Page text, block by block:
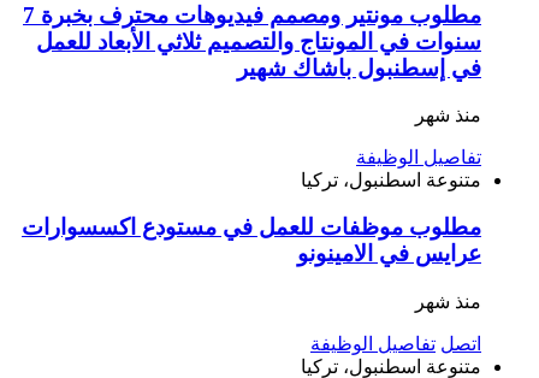
مطلوب مونتير ومصمم فيديوهات محترف بخبرة 7
سنوات في المونتاج والتصميم ثلاثي الأبعاد للعمل
في إسطنبول باشاك شهير
منذ شهر
تفاصيل الوظيفة
متنوعة اسطنبول، تركيا
مطلوب موظفات للعمل في مستودع اكسسوارات
عرايس في الامينونو
منذ شهر
اتصل تفاصيل الوظيفة
متنوعة اسطنبول، تركيا